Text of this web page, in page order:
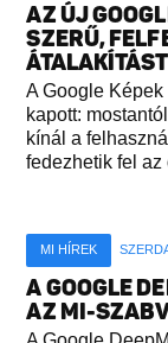
AZ ÚJ
SZERŰ,
A Google
kapott:
kínál a
fedezhetik fel az
MI HÍREK
A GOOGLE
AZ MI-